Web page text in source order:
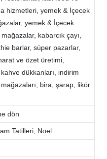
hizmetleri, yemek & İçecek
yemek & İçecek
kabarcık çayı,
barlar, süper pazarlar,
ve özet üretimi,
dükkanları, indirim
bira, şarap, likör
dön
Tatilleri, Noel